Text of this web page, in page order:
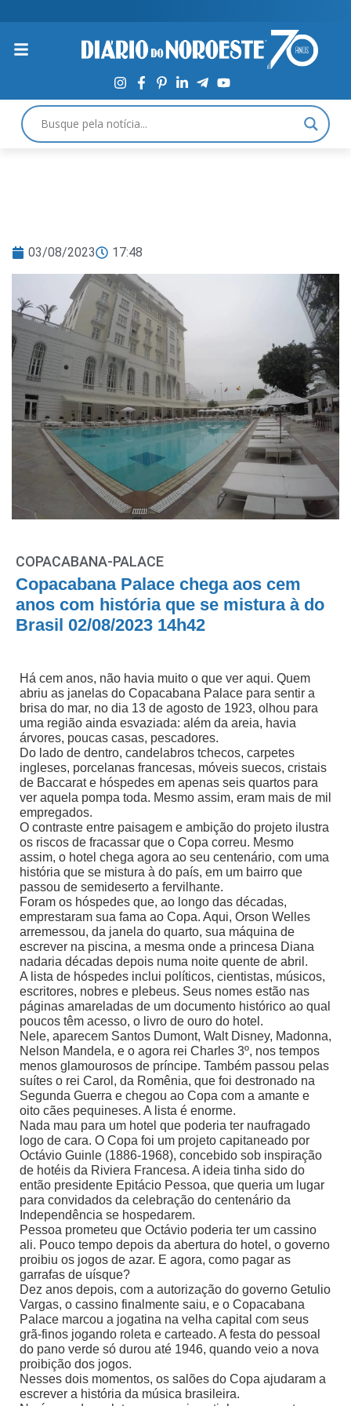
03/08/2023 17:48
COPACABANA-PALACE
Copacabana Palace chega aos cem
anos com história que se mistura à do
Brasil 02/08/2023 14h42
Há cem anos, não havia muito o que ver aqui. Quem
abriu as janelas do Copacabana Palace para sentir a
brisa do mar, no dia 13 de agosto de 1923, olhou para
uma região ainda esvaziada: além da areia, havia
árvores, poucas casas, pescadores.
Do lado de dentro, candelabros tchecos, carpetes
ingleses, porcelanas francesas, móveis suecos, cristais
de Baccarat e hóspedes em apenas seis quartos para
ver aquela pompa toda. Mesmo assim, eram mais de mil
empregados.
O contraste entre paisagem e ambição do projeto ilustra
os riscos de fracassar que o Copa correu. Mesmo
assim, o hotel chega agora ao seu centenário, com uma
história que se mistura à do país, em um bairro que
passou de semideserto a fervilhante.
Foram os hóspedes que, ao longo das décadas,
emprestaram sua fama ao Copa. Aqui, Orson Welles
arremessou, da janela do quarto, sua máquina de
escrever na piscina, a mesma onde a princesa Diana
nadaria décadas depois numa noite quente de abril.
A lista de hóspedes inclui políticos, cientistas, músicos,
escritores, nobres e plebeus. Seus nomes estão nas
páginas amareladas de um documento histórico ao qual
poucos têm acesso, o livro de ouro do hotel.
Nele, aparecem Santos Dumont, Walt Disney, Madonna,
Nelson Mandela, e o agora rei Charles 3º, nos tempos
menos glamourosos de príncipe. Também passou pelas
suítes o rei Carol, da Romênia, que foi destronado na
Segunda Guerra e chegou ao Copa com a amante e
oito cães pequineses. A lista é enorme.
Nada mau para um hotel que poderia ter naufragado
logo de cara. O Copa foi um projeto capitaneado por
Octávio Guinle (1886-1968), concebido sob inspiração
de hotéis da Riviera Francesa. A ideia tinha sido do
então presidente Epitácio Pessoa, que queria um lugar
para convidados da celebração do centenário da
Independência se hospedarem.
Pessoa prometeu que Octávio poderia ter um cassino
ali. Pouco tempo depois da abertura do hotel, o governo
proibiu os jogos de azar. E agora, como pagar as
garrafas de uísque?
Dez anos depois, com a autorização do governo Getulio
Vargas, o cassino finalmente saiu, e o Copacabana
Palace marcou a jogatina na velha capital com seus
grã-finos jogando roleta e carteado. A festa do pessoal
do pano verde só durou até 1946, quando veio a nova
proibição dos jogos.
Nesses dois momentos, os salões do Copa ajudaram a
escrever a história da música brasileira.